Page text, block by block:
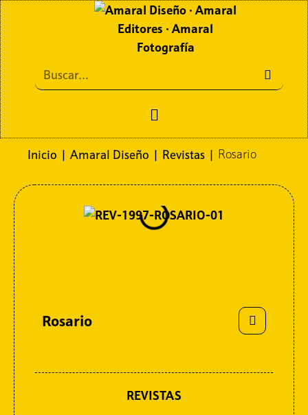
Inicio | Amaral Diseño | Revistas | Rosario
Rosario
REVISTAS